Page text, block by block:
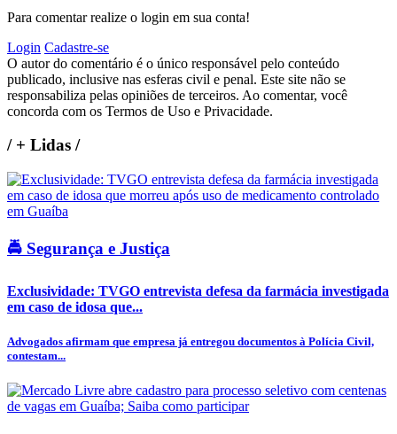
Para comentar realize o login em sua conta!
Login Cadastre-se
O autor do comentário é o único responsável pelo conteúdo
publicado, inclusive nas esferas civil e penal. Este site não se
responsabiliza pelas opiniões de terceiros. Ao comentar, você
concorda com os Termos de Uso e Privacidade.
/+ Lidas /
🚔 Segurança e Justiça
Exclusividade: TVGO entrevista defesa da farmácia investigada
em caso de idosa que...
Advogados afirmam que empresa já entregou documentos à Polícia Civil,
contestam...